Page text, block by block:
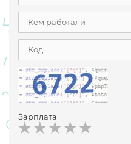
Зарплата